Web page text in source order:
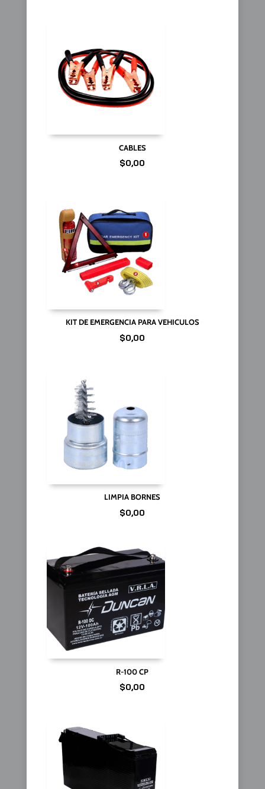
CABLES
$0,00
KIT DE EMERGENCIA PARA VEHICULOS
$0,00
LIMPIA BORNES
$0,00
R-100 CP
$0,00